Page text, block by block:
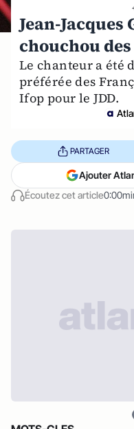
Jean-Jacques
chouchou
Le chanteur a été
préférée des
Ifop pour le JDD.
Écoutez cet article
PARTAGER
Ajouter